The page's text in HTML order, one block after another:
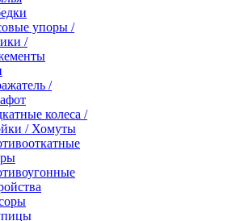
упоры /
/
/
колеса /
/ Хомуты